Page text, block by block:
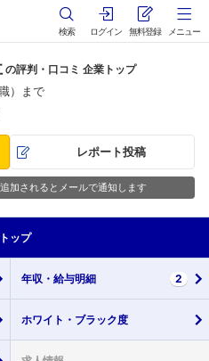
検索 ログイン 無料登録 メニュー
の評判・口コミ 企業トップ
）まで
レポート投稿
加されるとメールで通知します
トップ
年収・ 給与明細 2
ホワイト・ ブラック度